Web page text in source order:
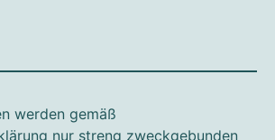
werden gemäß
nur streng zweckgebunden